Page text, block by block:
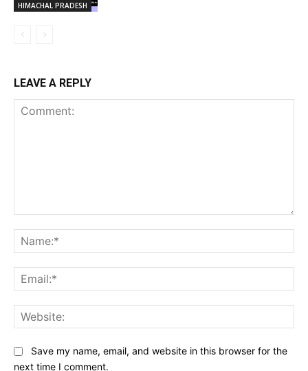
HIMACHAL PRADESH
LEAVE A REPLY
Save my name, email, and website in this browser for the
next time I comment.